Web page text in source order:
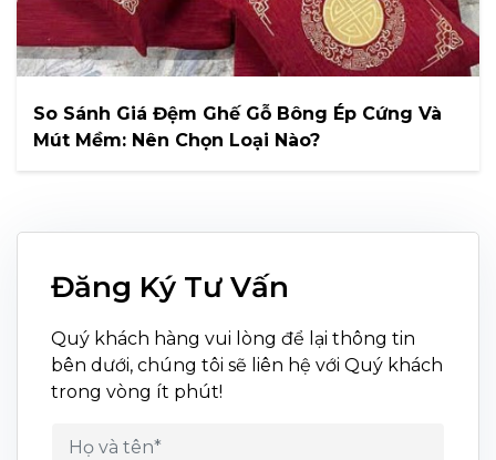
So Sánh Giá Đệm Ghế Gỗ Bông Ép Cứng Và
Mút Mềm: Nên Chọn Loại Nào?
Đăng Ký Tư Vấn
Quý khách hàng vui lòng để lại thông tin
bên dưới, chúng tôi sẽ liên hệ với Quý khách
trong vòng ít phút!